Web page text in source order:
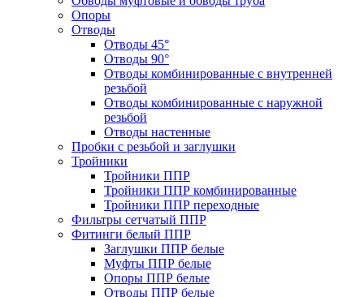
Опоры
Отводы
Отводы 45°
Отводы 90°
Отводы комбинированные с внутренней
резьбой
Отводы комбинированные с наружной
резьбой
Отводы настенные
Пробки с резьбой и заглушки
Тройники
Тройники ППР
Тройники ППР комбинированные
Тройники ППР переходные
Фильтры сетчатый ППР
Фитинги белый ППР
Заглушки ППР белые
Муфты ППР белые
Опоры ППР белые
Отводы ППР белые